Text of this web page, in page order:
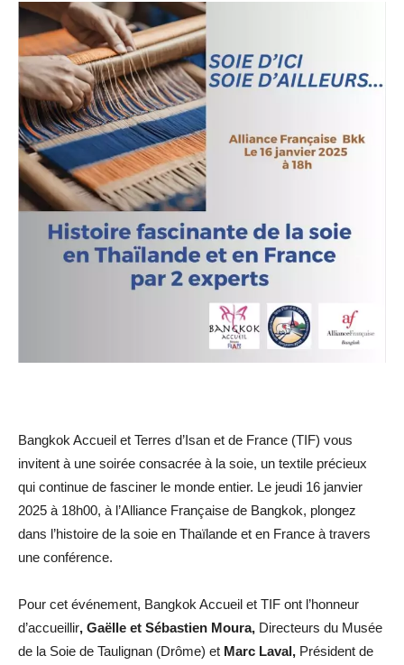
Bangkok Accueil et Terres d’Isan et de France (TIF) vous
invitent à une soirée consacrée à la soie, un textile précieux
qui continue de fasciner le monde entier. Le jeudi 16 janvier
2025 à 18h00, à l’Alliance Française de Bangkok, plongez
dans l’histoire de la soie en Thaïlande et en France à travers
une conférence.
Pour cet événement, Bangkok Accueil et TIF ont l’honneur
d’accueillir, Gaëlle et Sébastien Moura, Directeurs du Musée
de la Soie de Taulignan (Drôme) et Marc Laval, Président de